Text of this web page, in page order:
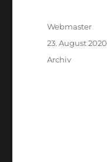
Autor
Webmaster
Veröffentlicht
am
23. August 2020
Kategorien
Archiv